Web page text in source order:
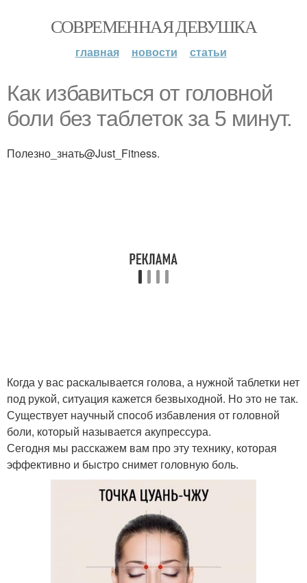
СОВРЕМЕННАЯ ДЕВУШКА
главная новости статьи
Как избавиться от головной
боли без таблеток за 5 минут.
Полезно_знать@Just_Fitness.
Когда у вас раскалывается голова, а нужной таблетки нет
под рукой, ситуация кажется безвыходной. Но это не так.
Существует научный способ избавления от головной
боли, который называется акупрессура.
Сегодня мы расскажем вам про эту технику, которая
эффективно и быстро снимет головную боль.